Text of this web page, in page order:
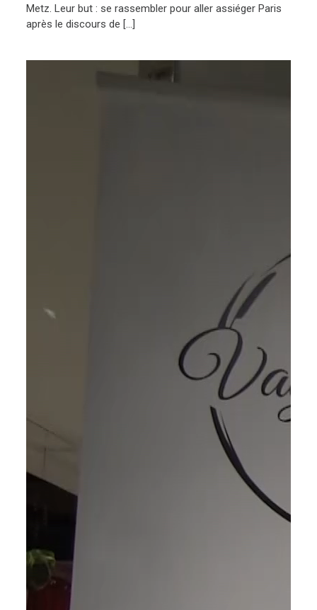
Metz. Leur but : se rassembler pour aller assiéger Paris
après le discours de […]